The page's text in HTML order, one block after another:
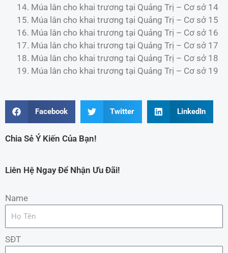
Múa lân cho khai trương tại Quảng Trị – Cơ sở 14
Múa lân cho khai trương tại Quảng Trị – Cơ sở 15
Múa lân cho khai trương tại Quảng Trị – Cơ sở 16
Múa lân cho khai trương tại Quảng Trị – Cơ sở 17
Múa lân cho khai trương tại Quảng Trị – Cơ sở 18
Múa lân cho khai trương tại Quảng Trị – Cơ sở 19
Facebook Twitter LinkedIn
Chia Sẻ Ý Kiến Của Bạn!
Liên Hệ Ngay Để Nhận Ưu Đãi!
Name
SĐT